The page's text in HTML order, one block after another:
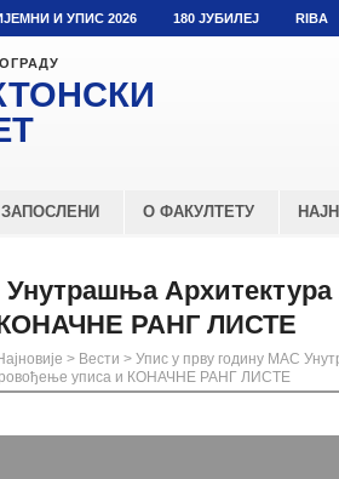
И УПИС 2026 180 ЈУБИЛЕЈ RIBA
ЗАПОСЛЕНИ О ФАКУЛТЕТУ
КОНАЧНЕ РАНГ ЛИСТЕ
> Вести > Упис у прву годину МАС
уписа и КОНАЧНЕ РАНГ ЛИСТЕ